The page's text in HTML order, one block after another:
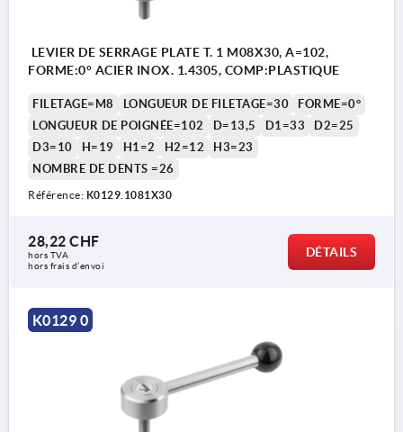
1) Bout plat chanfreiné DIN EN ISO 4753
LEVIER DE SERRAGE PLATE T. 1 M08X30, A=102,
FORME:0° ACIER INOX. 1.4305, COMP:PLASTIQUE
FILETAGE=M8 LONGUEUR DE FILETAGE=30
FORME=0°
LONGUEUR DE POIGNÉE=102
D=13,5 D1=33
D2=25
D3=10
H=19 H1=2 H2=12
H3=23
NOMBRE DE DENTS =26
Référence: K0129.1081X30
28,22 CHF
hors TVA
hors frais d’envoi
DÉTAILS
K0129 0